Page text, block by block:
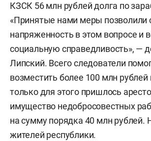
КЗСК 56 млн рублей долга по
«Принятые нами меры позволили
напряженность в этом вопросе и
социальную справедливость», —
Липский. Всего следователи
возместить более 100 млн рублей
только для этого пришлось
имущество недобросовестных
на сумму порядка 40 млн рублей.
жителей республики.